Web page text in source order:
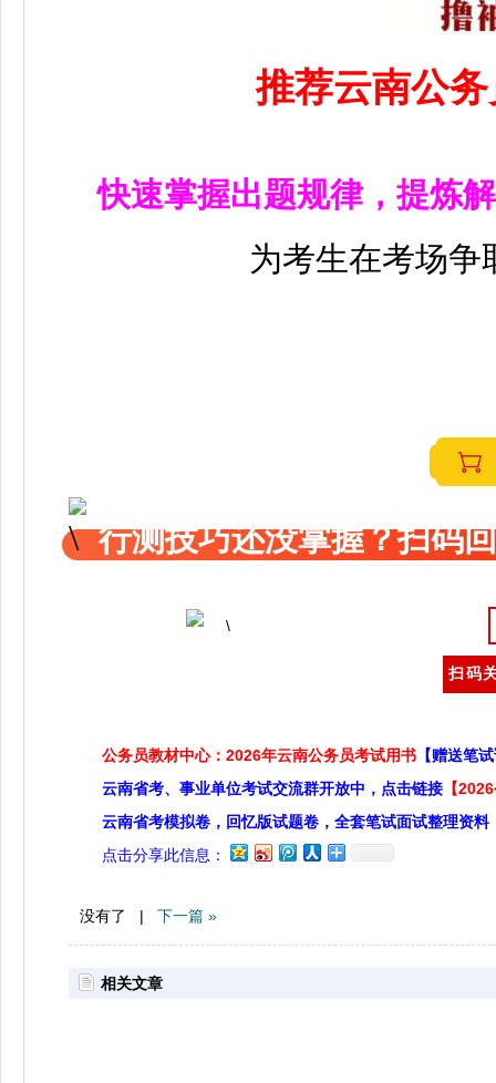
推荐云南公
快速掌握出题规律，提炼
为考生在考场争
行测技巧还没掌握？扫码
扫码
公务员教材中心：2026年云南公务员考试用书 【赠送笔
云南省考、事业单位考试交流群开放中，点击链接 【
云南省考模拟卷，回忆版试题卷，全套笔试面试整理资料
点击分享此信息：
没有了 | 下一篇 »
相关文章